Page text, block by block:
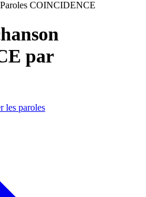
Paroles COINCIDENCE
par
les paroles